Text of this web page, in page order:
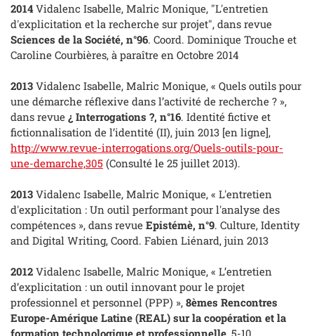
2014 Vidalenc Isabelle, Malric Monique, "L'entretien
d'explicitation et la recherche sur projet", dans revue
Sciences de la Société, n°96. Coord. Dominique Trouche et
Caroline Courbières, à paraître en Octobre 2014
2013 Vidalenc Isabelle, Malric Monique, « Quels outils pour
une démarche réflexive dans l’activité de recherche ? »,
dans revue ¿ Interrogations ?, n°16. Identité fictive et
fictionnalisation de l’identité (II), juin 2013 [en ligne],
http://www.revue-interrogations.org/Quels-outils-pour-
une-demarche,305 (Consulté le 25 juillet 2013).
2013 Vidalenc Isabelle, Malric Monique, « L'entretien
d'explicitation : Un outil performant pour l'analyse des
compétences », dans revue Epistémè, n°9. Culture, Identity
and Digital Writing, Coord. Fabien Liénard, juin 2013
2012 Vidalenc Isabelle, Malric Monique, « L’entretien
d’explicitation : un outil innovant pour le projet
professionnel et personnel (PPP) », 8èmes Rencontres
Europe-Amérique Latine (REAL) sur la coopération et la
formation technologique et professionnelle , 5-10